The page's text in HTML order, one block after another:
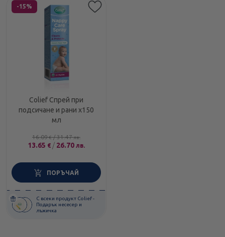
Етикети
-15%
Colief Спрей при
подсичане и рани x150
мл
16.09€ / 31.47лв.
13.65 € / 26.70 лв.
ПОРЪЧАЙ
С всеки продукт Colief -
Подарък несесер и
лъжичка